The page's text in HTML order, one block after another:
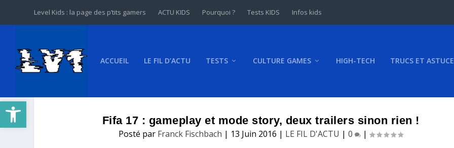
Ouvrir la barre d’outils
Level Kids : la page des p’tits gamers ACTU KIDS Pourquoi ? Tests KIDS Infos kids
ACCUEIL LE FIL D’ACTU TESTS CULTURE GAMES HIGH-TECH TRUCS ET
Fifa 17 : gameplay et mode story, deux trailers sinon rien !
Posté par Franck Fischbach | 13 Juin 2016 | LE FIL D'ACTU |0 |